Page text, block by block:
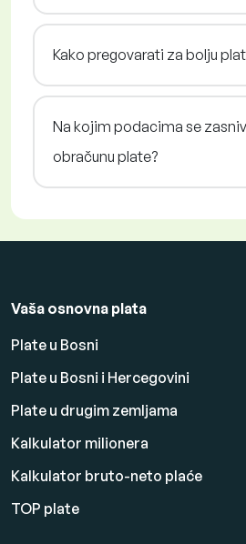
Kako pregovarati za bolju
Na kojim podacima se
obračunu plate?
Vaša osnovna plata
Plate u Bosni
Plate u Bosni i Hercegovini
Plate u drugim zemljama
Kalkulator milionera
Kalkulator bruto-neto plaće
TOP plate